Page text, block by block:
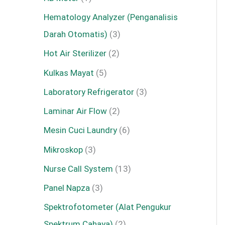
Hematology Analyzer (Penganalisis
Darah Otomatis) 3
Hot Air Sterilizer 2
Kulkas Mayat 5
Laboratory Refrigerator 3
Laminar Air Flow 2
Mesin Cuci Laundry 6
Mikroskop 3
Nurse Call System 13
Panel Napza 3
Spektrofotometer (Alat Pengukur